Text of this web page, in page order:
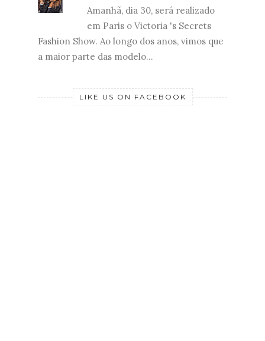
Amanhã, dia 30, será realizado
em Paris o Victoria 's Secrets
Fashion Show. Ao longo dos anos, vimos que
a maior parte das modelo...
LIKE US ON FACEBOOK